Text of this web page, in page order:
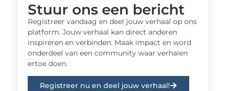
Stuur ons een bericht
Registreer vandaag en deel jouw verhaal op ons
platform. Jouw verhaal kan direct anderen
inspireren en verbinden. Maak impact en word
onderdeel van een community waar verhalen
ertoe doen.
Registreer nu en deel jouw verhaal!